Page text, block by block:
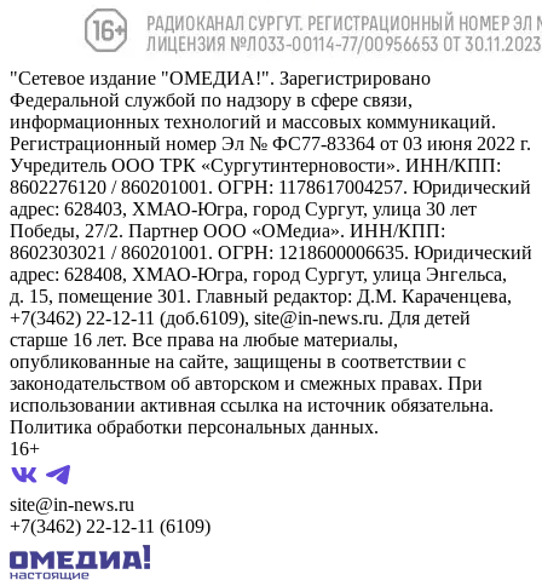
"Сетевое издание "ОМЕДИА!". Зарегистрировано
Федеральной службой по надзору в сфере связи,
информационных технологий и массовых коммуникаций.
Регистрационный номер Эл № ФС77-83364 от 03 июня 2022 г.
Учредитель ООО ТРК «Сургутинтерновости». ИНН/КПП:
8602276120 / 860201001. ОГРН: 1178617004257. Юридический
адрес: 628403, ХМАО-Югра, город Сургут, улица 30 лет
Победы, 27/2. Партнер ООО «ОМедиа». ИНН/КПП:
8602303021 / 860201001. ОГРН: 1218600006635. Юридический
адрес: 628408, ХМАО-Югра, город Сургут, улица Энгельса,
д. 15, помещение 301. Главный редактор: Д.М. Караченцева,
+7(3462) 22-12-11 (доб.6109), site@in-news.ru. Для детей
старше 16 лет. Все права на любые материалы,
опубликованные на сайте, защищены в соответствии с
законодательством об авторском и смежных правах. При
использовании активная ссылка на источник обязательна.
Политика обработки персональных данных.
16+
site@in-news.ru
+7(3462) 22-12-11 (6109)